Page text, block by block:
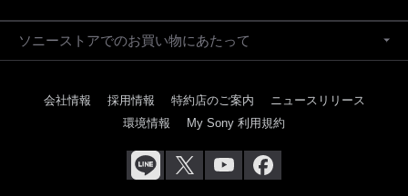
ソニーストアでのお買い物にあたって
会社情報 採用情報 特約店のご案内
ニュースリリース
環境情報
My Sony 利用規約